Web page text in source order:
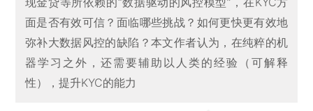
面是否有效可信？面临哪些挑战？如何更快更有效地
弥补大数据风控的缺陷？本文作者认为，在纯粹的机
器学习之外，还需要辅助以人类的经验（可解释
性），提升KYC的能力